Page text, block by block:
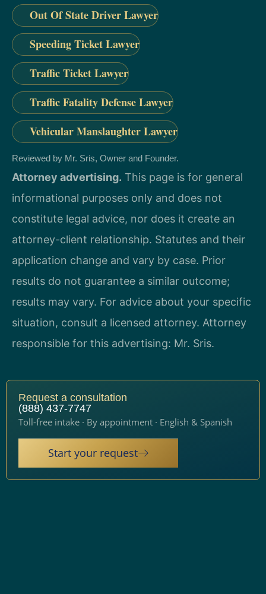
Out Of State Driver Lawyer
Speeding Ticket Lawyer
Traffic Ticket Lawyer
Traffic Fatality Defense Lawyer
Vehicular Manslaughter Lawyer
Reviewed by Mr. Sris, Owner and Founder.
Attorney advertising. This page is for general
informational purposes only and does not
constitute legal advice, nor does it create an
attorney-client relationship. Statutes and their
application change and vary by case. Prior
results do not guarantee a similar outcome;
results may vary. For advice about your specific
situation, consult a licensed attorney. Attorney
responsible for this advertising: Mr. Sris.
Request a consultation
(888) 437-7747
Toll-free intake · By appointment · English & Spanish
Start your request